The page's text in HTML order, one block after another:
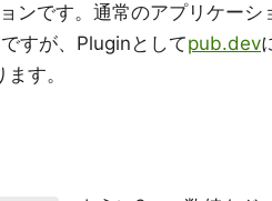
ンです。通常のアプリケーシ
すが、Pluginとしてpub.dev
す。